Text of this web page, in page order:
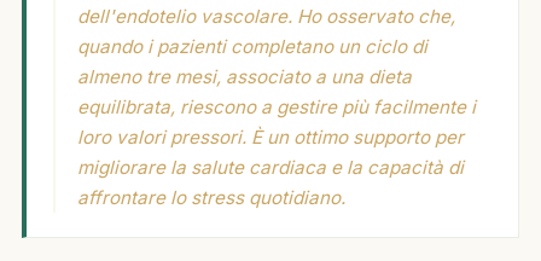
dell'endotelio vascolare. Ho osservato che,
quando i pazienti completano un ciclo di
almeno tre mesi, associato a una dieta
equilibrata, riescono a gestire più facilmente i
loro valori pressori. È un ottimo supporto per
migliorare la salute cardiaca e la capacità di
affrontare lo stress quotidiano.